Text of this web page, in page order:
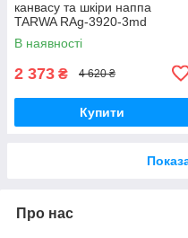
канвасу та шкіри наппа
TARWA RAg-3920-3md
В наявності
2 373 ₴ 4 620 ₴
Купити
Про нас